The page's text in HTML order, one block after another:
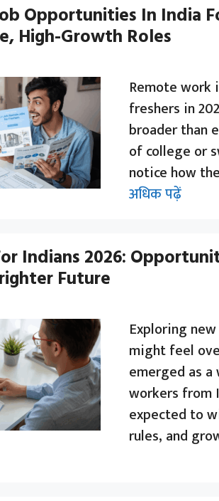
Opportunities In India
High-Growth Roles
Remote work
freshers in
broader than
of college or
notice how
अधिक पढ़ें
Indians 2026:
Future
Exploring
might feel
emerged as
workers from
expected to
rules, and